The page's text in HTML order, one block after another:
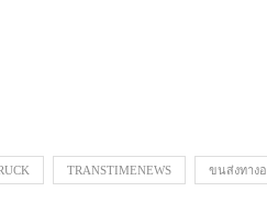
TRANSTIMENEWS ขนส่งทาง